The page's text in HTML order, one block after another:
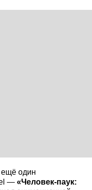
ещё один
— «Человек-паук: